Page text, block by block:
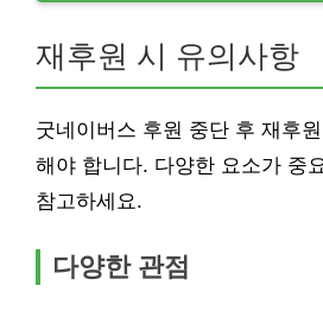
재후원 시 유의사항
굿네이버스 후원 중단 후 재후
해야 합니다. 다양한 요소가 중
참고하세요.
다양한 관점